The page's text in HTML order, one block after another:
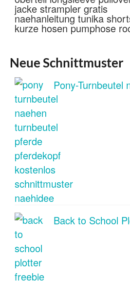
Neue Schnittmuster
Pony-Turnbeutel
Back to School